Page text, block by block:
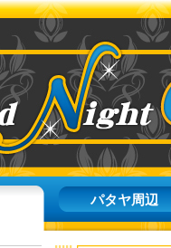
パタヤ周辺